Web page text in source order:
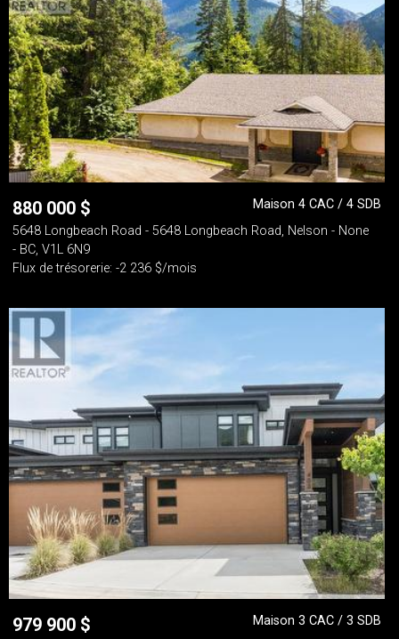
880 000 $
Maison 4 CAC / 4 SDB
5648 Longbeach Road - 5648 Longbeach Road, Nelson - None
- BC, V1L 6N9
Flux de trésorerie: -2 236 $/mois
979 900 $
Maison 3 CAC / 3 SDB